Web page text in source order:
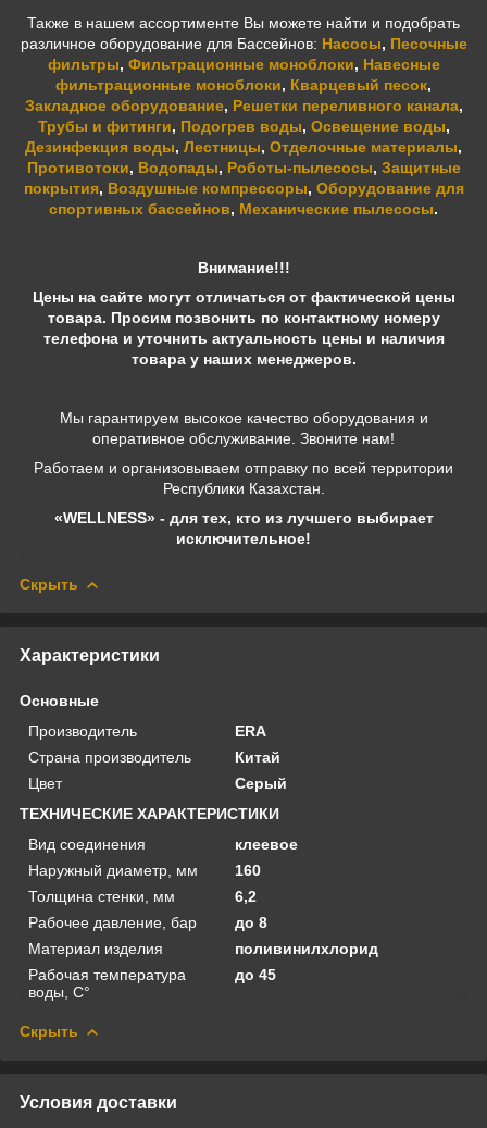
Также в нашем ассортименте Вы можете найти и подобрать
различное оборудование для Бассейнов: Насосы, Песочные
фильтры, Фильтрационные моноблоки, Навесные
фильтрационные моноблоки, Кварцевый песок,
Закладное оборудование, Решетки переливного канала,
Трубы и фитинги, Подогрев воды, Освещение воды,
Дезинфекция воды, Лестницы, Отделочные материалы,
Противотоки, Водопады, Роботы-пылесосы, Защитные
покрытия, Воздушные компрессоры, Оборудование для
спортивных бассейнов, Механические пылесосы.
Внимание!!!
Цены на сайте могут отличаться от фактической цены
товара. Просим позвонить по контактному номеру
телефона и уточнить актуальность цены и наличия
товара у наших менеджеров.
Мы гарантируем высокое качество оборудования и
оперативное обслуживание. Звоните нам!
Работаем и организовываем отправку по всей территории
Республики Казахстан.
«WELLNESS» - для тех, кто из лучшего выбирает
исключительное!
Скрыть
Характеристики
Основные
Производитель
ERA
Страна производитель
Китай
Цвет
Серый
ТЕХНИЧЕСКИЕ ХАРАКТЕРИСТИКИ
Вид соединения
клеевое
Наружный диаметр, мм
160
Толщина стенки, мм
6,2
Рабочее давление, бар
до 8
Материал изделия
поливинилхлорид
Рабочая температура
воды, С°
до 45
Скрыть
Условия доставки